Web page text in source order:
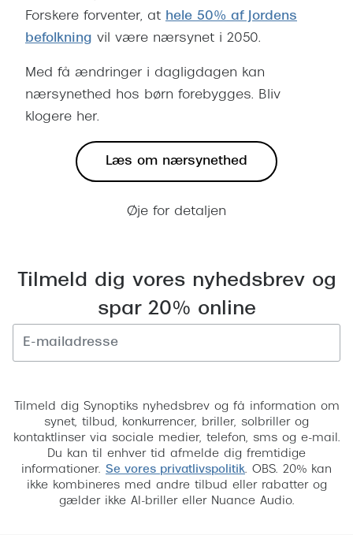
Forskere forventer, at hele 50% af Jordens
befolkning vil være nærsynet i 2050.
Med få ændringer i dagligdagen kan
nærsynethed hos børn forebygges. Bliv
klogere her.
Læs om nærsynethed
Øje for detaljen
Tilmeld dig vores nyhedsbrev og
spar 20% online
Tilmeld dig Synoptiks nyhedsbrev og få information om
synet, tilbud, konkurrencer, briller, solbriller og
kontaktlinser via sociale medier, telefon, sms og e-mail.
Du kan til enhver tid afmelde dig fremtidige
informationer. Se vores privatlivspolitik. OBS. 20% kan
ikke kombineres med andre tilbud eller rabatter og
gælder ikke AI-briller eller Nuance Audio.